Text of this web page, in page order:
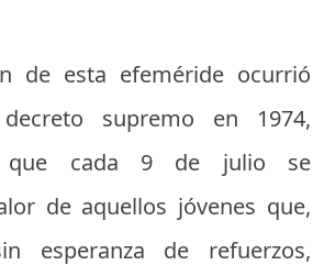
de esta efeméride ocurrió
supremo en 1974,
que cada 9 de julio se
de aquellos jóvenes que,
esperanza de refuerzos,